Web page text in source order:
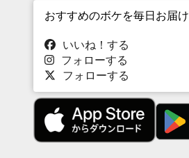
おすすめのボケを毎日お届け
いいね！する
フォローする
フォローする